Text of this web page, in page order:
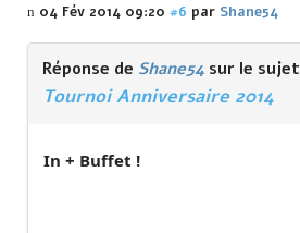
04 Fév 2014 09:20 #6 par Shane54
Réponse de Shane54 sur le sujet
Tournoi Anniversaire 2014
In + Buffet !